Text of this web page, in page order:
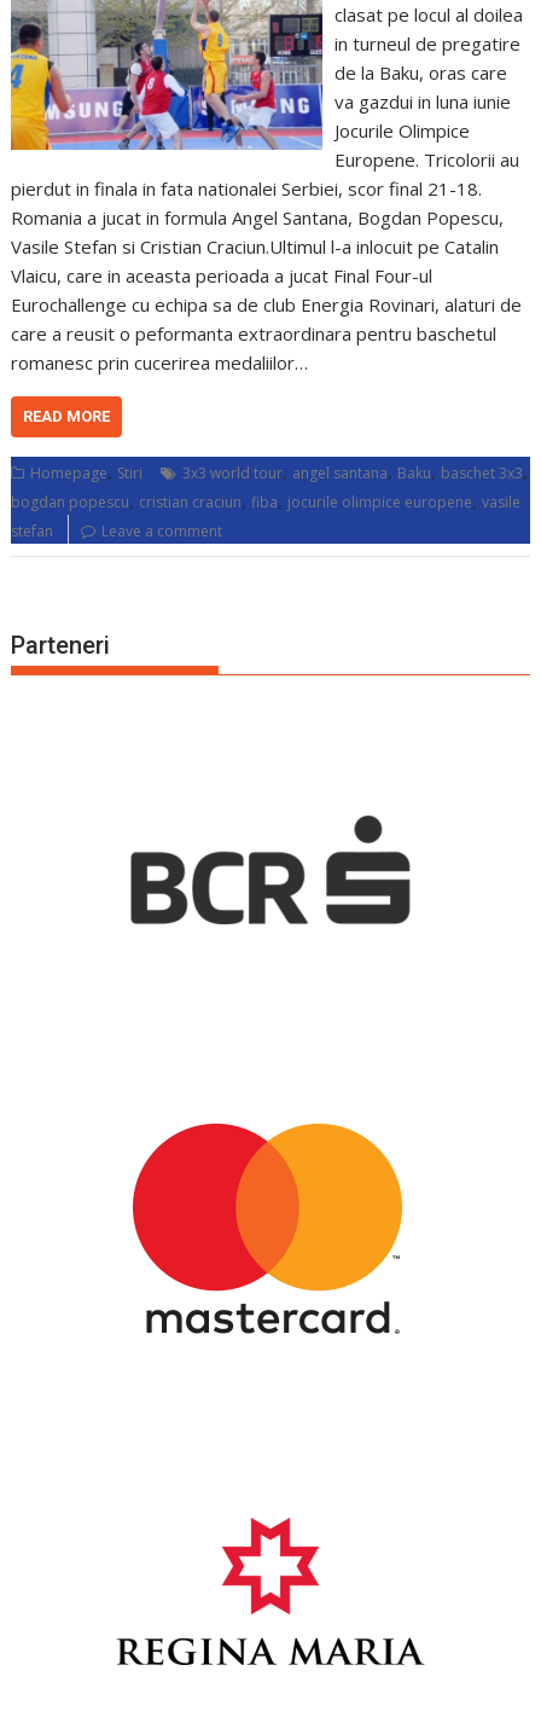
clasat pe locul al doilea
in turneul de pregatire
de la Baku, oras care
va gazdui in luna iunie
Jocurile Olimpice
Europene. Tricolorii au
pierdut in finala in fata nationalei Serbiei, scor final 21-18.
Romania a jucat in formula Angel Santana, Bogdan Popescu,
Vasile Stefan si Cristian Craciun.Ultimul l-a inlocuit pe Catalin
Vlaicu, care in aceasta perioada a jucat Final Four-ul
Eurochallenge cu echipa sa de club Energia Rovinari, alaturi de
care a reusit o peformanta extraordinara pentru baschetul
romanesc prin cucerirea medaliilor…
READ MORE
Homepage, Stiri 3x3 world tour, angel santana, Baku, baschet 3x3,
bogdan popescu, cristian craciun,fiba, jocurile olimpice europene,vasile
stefan
Leave a comment
Parteneri